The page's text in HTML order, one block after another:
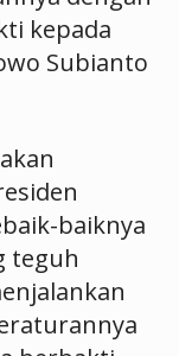
kepada
Subianto
baiknya
teguh